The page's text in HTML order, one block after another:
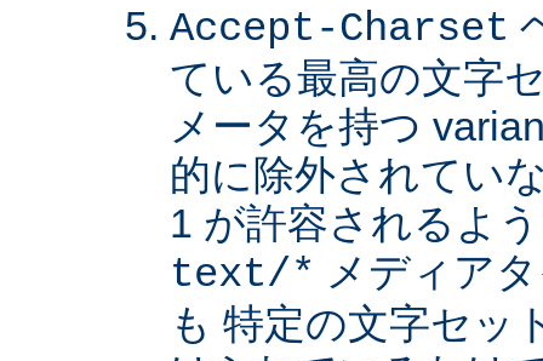
Accept-Charset
ている最高の文字
メータを持つ
的に除外されてい
1 が許容されるよ
text/* メディア
も 特定の文字セッ